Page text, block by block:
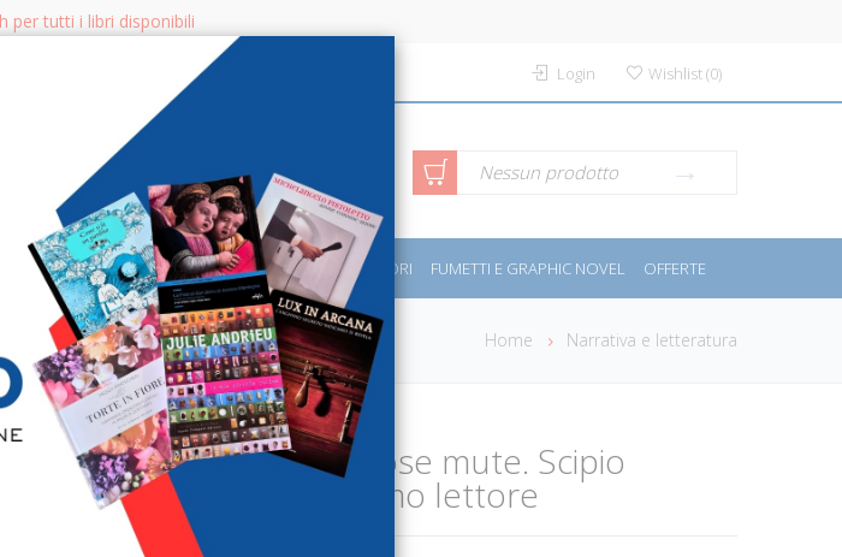
per tutti i libri disponibili
Login Wishlist(0)
CERCA Ricerca avanzata Nessun prodotto
RAGAZZI MANUALI - GUIDE - CORSI SPORT E MOTORI FUMETTI E GRAPHIC NOVEL OFFERTE
Home Narrativa e letteratura
La lingua delle cose mute. Scipio
Slataper vitalissimo lettore